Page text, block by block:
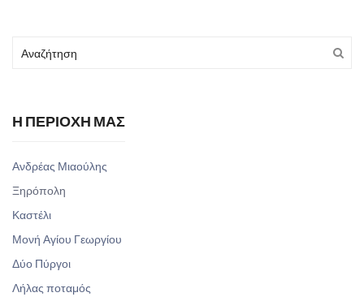
Η ΠΕΡΙΟΧΗ ΜΑΣ
Ανδρέας Μιαούλης
Ξηρόπολη
Καστέλι
Μονή Αγίου Γεωργίου
Δύο Πύργοι
Λήλας ποταμός